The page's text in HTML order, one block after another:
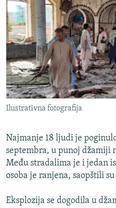
INFOGRAFIKE
KINA NA BALKANU
RSE PRIČE IZ SVIJETA
ISPRIČAJ MI
DNEVNO@RSE
SPECIJALI RSE
VIŠE OD NASLOVA
GENOCID U SREBRENICI
POPLAVE I KLIZIŠTA U BIH 2024.
TV LIBERTY
POST SCRIPTUM
TRI DECENIJE OD RATA U BIH
PRATITE NAS
Sve RFE/RL stranice
Ilustrativna fotografija
Najmanje 18 ljudi je
septembra, u punoj džamiji
Među stradalima je i jedan
osoba je ranjena, saopštili
Eksplozija se dogodila u